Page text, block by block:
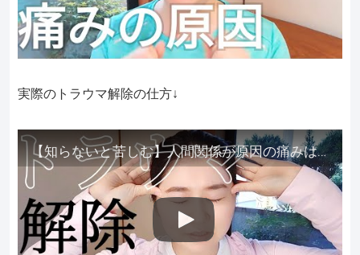
実際のトラウマ解除の仕方↓
【知らないと苦しむ】人間関係が原因の痛みはトラウマ解除が必須。病院に行っても原因不明で治らない不調はこれをしてからケアしてみてください。